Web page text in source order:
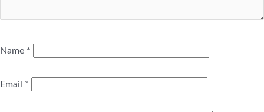
Name *
Email *